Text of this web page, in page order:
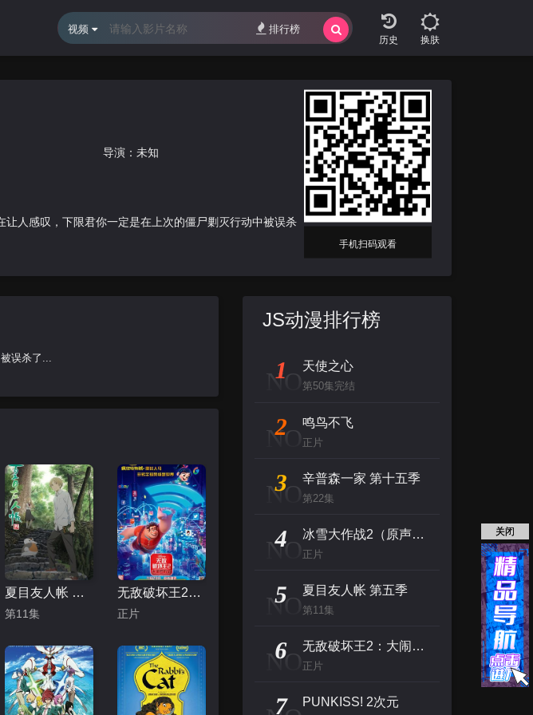
换肤
视频 排行榜
导演：未知
人感叹，下限君你一定是在上次的僵尸剿灭行动中被误杀
手机扫码观看
误杀了...
夏目友人帐 第五季
第11集
无敌破坏王2：大闹互联网
正片
JS动漫排行榜
NO
1 天使之心
第50集完结
NO
2 鸣鸟不飞
正片
NO
3 辛普森一家 第十五季
第22集
NO
4 冰雪大作战2（原声版）
正片
NO
5 夏目友人帐 第五季
第11集
NO
6 无敌破坏王2：大闹互联网
正片
7 PUNKISS! 2次元
关闭